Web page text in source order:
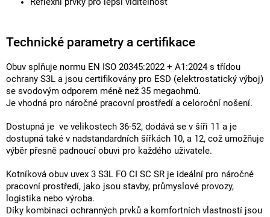
Technické parametry a certifikace
Obuv splňuje normu EN ISO 20345:2022 + A1:2024 s třídou
ochrany S3L a jsou certifikovány pro ESD (elektrostatický výboj)
se svodovým odporem méně než 35 megaohmů.
Je vhodná pro náročné pracovní prostředí a celoroční nošení.
Dostupná je ve velikostech 36-52, dodává se v šíři 11 a je
dostupná také v nadstandardních šířkách 10, a 12, což umožňuje
výběr přesně padnoucí obuvi pro každého uživatele.
Kotníková obuv uvex 3 S3L FO CI SC SR je ideální pro náročné
pracovní prostředí, jako jsou stavby, průmyslové provozy,
logistika nebo výroba.
Díky kombinaci ochranných prvků a komfortních vlastností jsou